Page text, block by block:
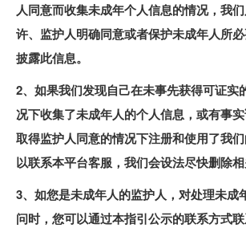
人同意而收集未成年个人信息的情况，我
许、监护人明确同意或者保护未成年人所
披露此信息。
2、如果我们发现自己在未事先获得可证实
况下收集了未成年人的个人信息，或有事
取得监护人同意的情况下注册和使用了我
以联系本平台客服，我们会设法尽快删除相
3、如您是未成年人的监护人，对处理未成
问时，您可以通过本指引公示的联系方式联